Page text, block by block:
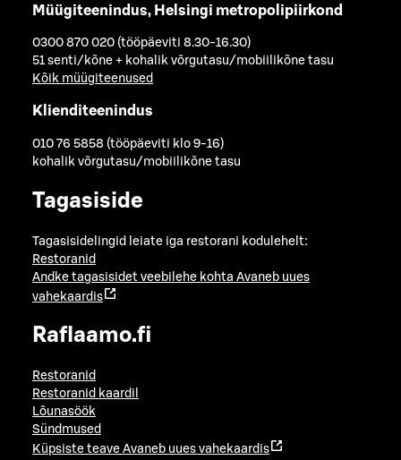
Müügiteenindus, Helsingi metropolipiirkond
0300 870 020 (tööpäeviti 8.30-16.30)
51 senti/kõne + kohalik võrgutasu/mobiilikõne tasu
Kõik müügiteenused
Klienditeenindus
010 76 5858 (tööpäeviti klo 9-16)
kohalik võrgutasu/mobiilikõne tasu
Tagasiside
Tagasisidelingid leiate iga restorani kodulehelt:
Restoranid
Andke tagasisidet veebilehe kohta Avaneb uues
vahekaardis
Raflaamo.fi
Restoranid
Restoranid kaardil
Lõunasöök
Sündmused
Küpsiste teave Avaneb uues vahekaardis